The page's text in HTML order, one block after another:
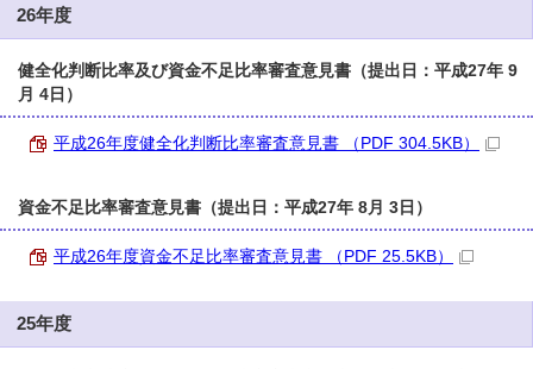
26年度
健全化判断比率及び資金不足比率審査意見書（提出日：平成27年 9
月 4日）
平成26年度健全化判断比率審査意見書 （PDF 304.5KB）
資金不足比率審査意見書（提出日：平成27年 8月 3日）
平成26年度資金不足比率審査意見書 （PDF 25.5KB）
25年度